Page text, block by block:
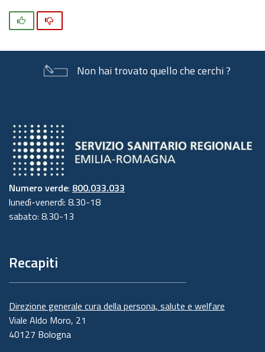
Non hai trovato quello che cerchi ?
Numero verde: 800.033.033
lunedì-venerdì: 8.30-18
sabato: 8.30-13
Recapiti
Direzione generale cura della persona, salute e welfare
Viale Aldo Moro, 21
40127 Bologna